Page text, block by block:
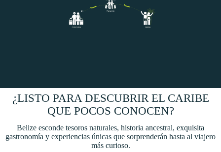
¿LISTO PARA DESCUBRIR EL CARIBE
QUE POCOS CONOCEN?
Belize esconde tesoros naturales, historia ancestral, exquisita
gastronomía y experiencias únicas que sorprenderán hasta al viajero
más curioso.